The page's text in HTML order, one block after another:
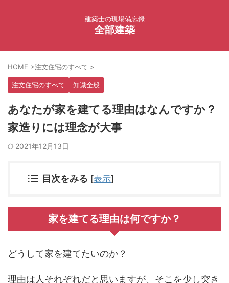
建築士の現場備忘録
全部建築
HOME >注文住宅のすべて >
注文住宅のすべて 知識全般
あなたが家を建てる理由はなんですか？
家造りには理念が大事
2021年12月13日
目次をみる [表示]
家を建てる理由は何ですか？
どうして家を建てたいのか？
理由は人それぞれだと思いますが、そこを少し突き